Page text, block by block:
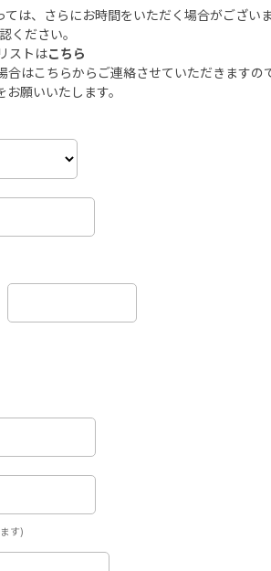
は、さらにお時間をいただく場合がござい
ください。
ストはこちら
はこちらからご連絡させていただきますの
お願いいたします。
す)